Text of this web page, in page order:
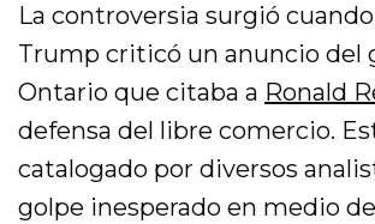
La controversia surgió
Trump criticó un anuncio del
Ontario que citaba a Ronald
defensa del libre comercio.
catalogado por diversos
golpe inesperado en medio